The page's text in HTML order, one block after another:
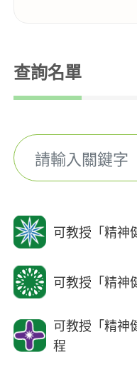
查詢名單
可教授「精神
可教授「精神
可教授「精神
程